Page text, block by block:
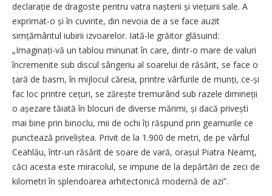
declarație de dragoste pentru vatra nașterii și viețuirii sale. A
exprimat-o și în cuvinte, din nevoia de a se face auzit
simțământul iubirii izvoarelor. Iată-le grăitor glăsuind:
„Imaginați-vă un tablou minunat în care, dintr-o mare de valuri
încremenite sub discul sângeriu al soarelui de răsărit, se face o
țară de basm, în mijlocul căreia, printre vârfurile de munți, ce-și
fac loc printre cețuri, se zărește tremurând sub razele dimineții
o așezare tăiată în blocuri de diverse mărimi, și dacă privești
mai bine prin binoclu, mii de ochi îți răspund prin geamurile ce
punctează prive­liștea. Privit de la 1.900 de metri, de pe vârful
Ceahlău, într-un răsărit de soare de vară, orașul Piatra Neamț,
căci acesta este miracolul, se impune de la depărtări de zeci de
kilometri în splendoarea arhitectonică modernă de azi”.